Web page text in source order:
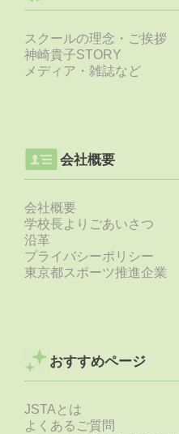
スクールの理念・ご挨拶
神崎貴子STORY
メディア・雑誌など
会社概要
会社概要
学校長よりごあいさつ
沿革
プライバシーポリシー
東京都スポーツ推進企業
おすすめページ
JSTAとは
よくあるご質問